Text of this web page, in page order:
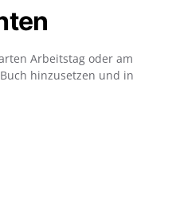
Arbeitstag oder am
hinzusetzen und in